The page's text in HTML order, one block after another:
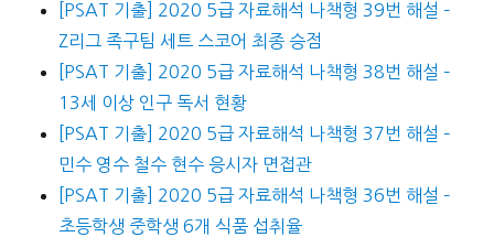
[PSAT 기출] 2020 5급 자료해석 나책형 39번 해설 –
Z리그 족구팀 세트 스코어 최종 승점
[PSAT 기출] 2020 5급 자료해석 나책형 38번 해설 –
13세 이상 인구 독서 현황
[PSAT 기출] 2020 5급 자료해석 나책형 37번 해설 –
민수 영수 철수 현수 응시자 면접관
[PSAT 기출] 2020 5급 자료해석 나책형 36번 해설 –
초등학생 중학생 6개 식품 섭취율